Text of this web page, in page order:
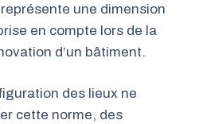
une dimension
en compte lors de la
d’un bâtiment.
des lieux ne
cette norme, des